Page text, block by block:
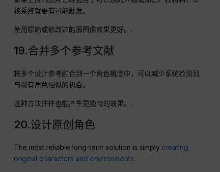
核系统就更有可能触发。.
使用原始或修改过的源图像效果更好。.
19.合并多个参考文献
将多个设计参考融合到一个角色概念中，可以减少系统检测到
与现有角色相似的机会。.
这种方法往往也能产生更独特的效果。.
20.设计原创角色
The most reliable long-term solution is simply creating
original characters and environments.